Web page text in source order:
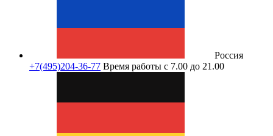
Россия
+7(495)204-36-77 Время работы с 7.00 до 21.00